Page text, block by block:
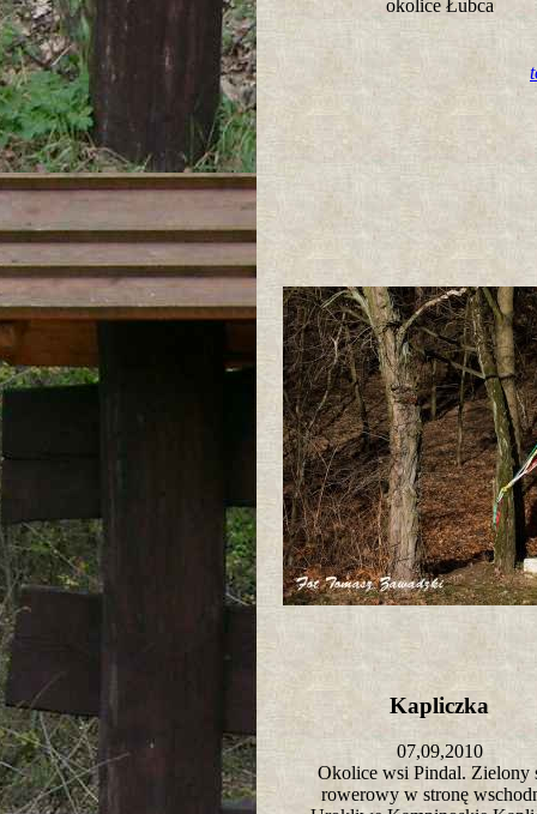
okolice Łubca
Kapliczka
07,09,2010
Okolice wsi Pindal. Zielony
rowerowy w stronę